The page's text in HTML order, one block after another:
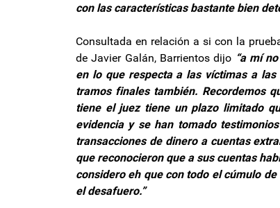
con las características bastante bien
Consultada en relación a si con la
de Javier Galán, Barrientos dijo “a mí
en lo que respecta a las víctimas a
tramos finales también. Recordemos
tiene el juez tiene un plazo limitado
evidencia y se han tomado
transacciones de dinero a cuentas
que reconocieron que a sus cuentas
considero eh que con todo el cúmulo
el desafuero.”